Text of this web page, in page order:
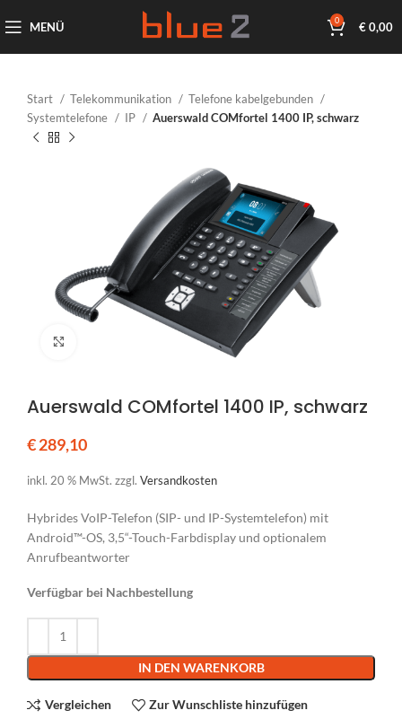
MENÜ 0 €0,00
Start Telekommunikation
Telefone kabelgebunden
Systemtelefone
IP Auerswald COMfortel 1400 IP, schwarz
Klicken um zu vergrößern
Auerswald COMfortel 1400 IP, schwarz
€289,10
inkl. 20 % MwSt. zzgl. Versandkosten
Hybrides VoIP-Telefon (SIP- und IP-Systemtelefon) mit
Android™-OS, 3,5“-Touch-Farbdisplay und optionalem
Anrufbeantworter
Verfügbar bei Nachbestellung
IN DEN WARENKORB
Vergleichen Zur Wunschliste hinzufügen